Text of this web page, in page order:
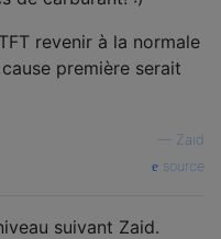
revenir à la normale
première serait
Zaid
source
suivant Zaid.